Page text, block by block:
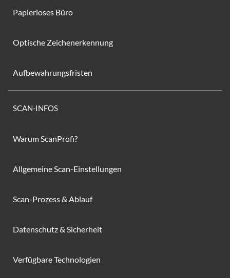
Papierloses Büro
Optische Zeichenerkennung
Aufbewahrungsfristen
SCAN-INFOS
Warum ScanProfi?
Allgemeine Scan-Einstellungen
Scan-Prozess & Ablauf
Datenschutz & Sicherheit
Verfügbare Technologien